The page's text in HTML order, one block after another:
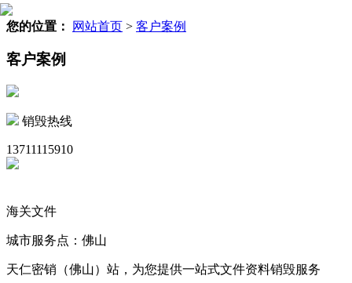
您的位置： 网站首页 > 客户案例
客户案例
销毁热线
13711115910
海关文件
城市服务点：佛山
天仁密销（佛山）站，为您提供一站式文件资料销毁服务